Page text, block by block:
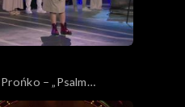
– „Psalm
kolejce”. 62. KFPP: